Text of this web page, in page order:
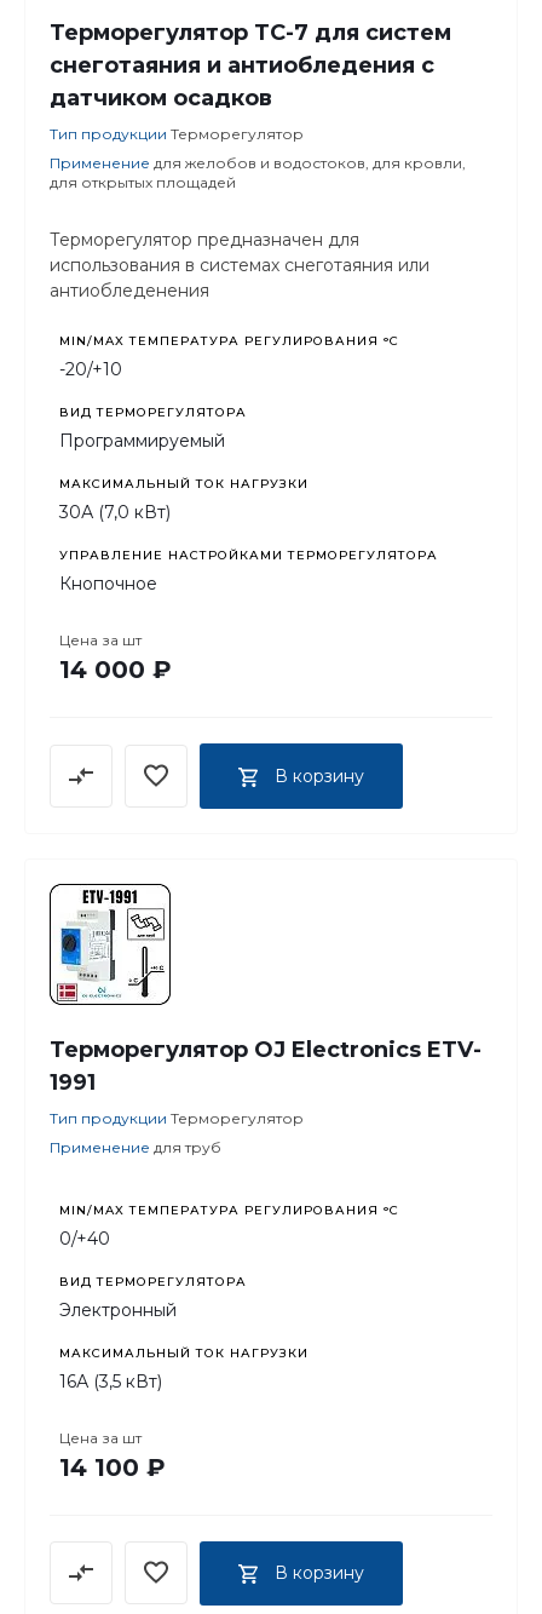
Терморегулятор ТС-7 для систем
снеготаяния и антиобледения с
датчиком осадков
Тип продукции Терморегулятор
Применение для желобов и водостоков, для кровли,
для открытых площадей
Терморегулятор предназначен для
использования в системах снеготаяния или
антиобледенения
MIN/MAX ТЕМПЕРАТУРА РЕГУЛИРОВАНИЯ °С
-20/+10
ВИД ТЕРМОРЕГУЛЯТОРА
Программируемый
МАКСИМАЛЬНЫЙ ТОК НАГРУЗКИ
30А (7,0 кВт)
УПРАВЛЕНИЕ НАСТРОЙКАМИ ТЕРМОРЕГУЛЯТОРА
Кнопочное
Цена за шт
14 000 ₽
В корзину
Терморегулятор OJ Electronics ETV-
1991
Тип продукции Терморегулятор
Применение для труб
MIN/MAX ТЕМПЕРАТУРА РЕГУЛИРОВАНИЯ °С
0/+40
ВИД ТЕРМОРЕГУЛЯТОРА
Электронный
МАКСИМАЛЬНЫЙ ТОК НАГРУЗКИ
16А (3,5 кВт)
Цена за шт
14 100 ₽
В корзину